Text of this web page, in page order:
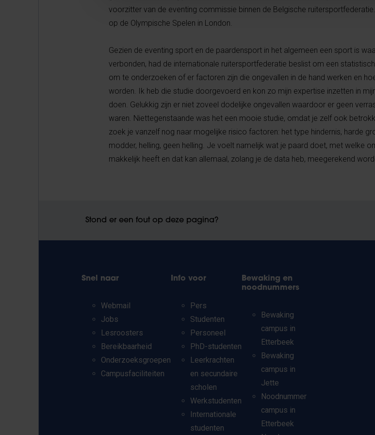
voorzitter van de eventing commissie binnen de Belgische
op de Olympische Spelen in London.
Gezien de eventing sport en de paardensport in het algemeen een sport is
verbonden, had de internationale ruitersportfederatie beslist om een
om te onderzoeken of er factoren zijn die ongevallen in de hand werken en
worden. Ik heb die studie doorgevoerd en kon zo mijn expertise inzetten in
doen. Gelukkig zijn er niet zoveel dodelijke ongevallen waardoor er geen
waren. Niettegenstaande was het een mooie studie, omdat je zelf ook
zoek je vanzelf nog naar mogelijke risico factoren: het type hindernis, harde
modder, helling, geen helling. Je voelt namelijk wat je paard doet, met welke
makkelijk heeft en dat kan allemaal, zolang je de data heb, meegerekend
Stond er een fout op deze pagina?
Snel naar
Webmail
Jobs
Lesroosters
Bereikbaarheid
Onderzoeksgroepen
Campusfaciliteiten
Info voor
Pers
Studenten
Personeel
PhD-studenten
Leerkrachten
en secundaire
scholen
Werkstudenten
Internationale
studenten
Bewaking en
noodnummers
Bewaking
campus in
Etterbeek
Bewaking
campus in
Jette
Noodnummer
campus in
Etterbeek